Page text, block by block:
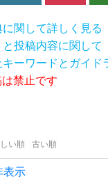
に関して詳しく見る
と投稿内容に関して
キーワードとガイド
は禁止です
い順 古い順
示